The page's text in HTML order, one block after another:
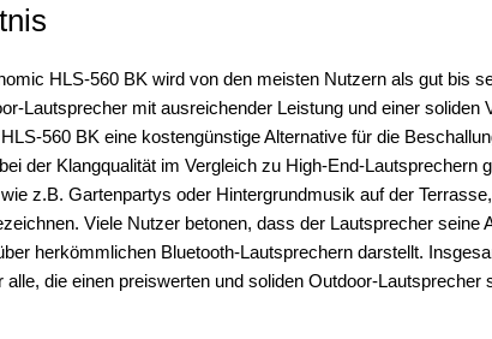
HLS-560 BK wird von den meisten Nutzern als gut bis
Lautsprecher mit ausreichender Leistung und einer soliden
560 BK eine kostengünstige Alternative für die
der Klangqualität im Vergleich zu High-End-Lautsprechern
z.B. Gartenpartys oder Hintergrundmusik auf der
Viele Nutzer betonen, dass der Lautsprecher seine
herkömmlichen Bluetooth-Lautsprechern darstellt.
die einen preiswerten und soliden Outdoor-Lautsprecher